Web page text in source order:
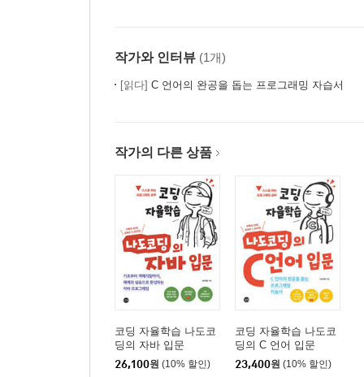
작가와 인터뷰 (1개)
[읽다] C 언어의 완공을 돕는 프로그래밍 자습서
작가의 다른 상품
코딩 자율학습 나도코
딩의 자바 입문
26,100원 (10% 할인)
코딩 자율학습 나도코
딩의 C 언어 입문
23,400원 (10% 할인)